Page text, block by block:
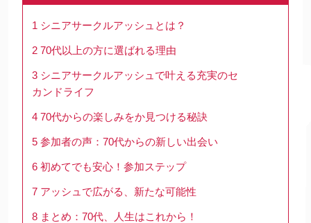
1 シニアサークルアッシュとは？
2 70代以上の方に選ばれる理由
3 シニアサークルアッシュで叶える充実のセ
カンドライフ
4 70代からの楽しみをか見つける秘訣
5 参加者の声：70代からの新しい出会い️
6 初めてでも安心！参加ステップ
7 アッシュで広がる、新たな可能性
8 まとめ：70代、人生はこれから！